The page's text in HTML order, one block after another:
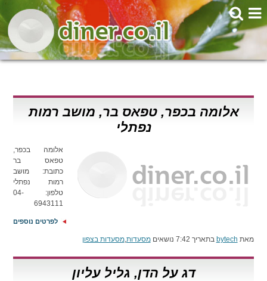
אלומה בכפר, טפאס בר, מושב רמות
נפתלי
אלומה בכפר,
טפאס בר
כתובת: מושב
רמות נפתלי
טלפון: 04-
6943111
לפרטים נוספים
מאת bytech בתאריך 7:42 נושאים מסעדות,מסעדות בצפון
דג על הדן, גליל עליון